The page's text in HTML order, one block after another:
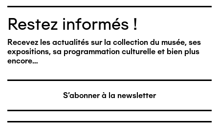
Restez informés !
Recevez les actualités sur la collection du musée, ses
expositions, sa programmation culturelle et bien plus
encore…
S'abonner à la newsletter